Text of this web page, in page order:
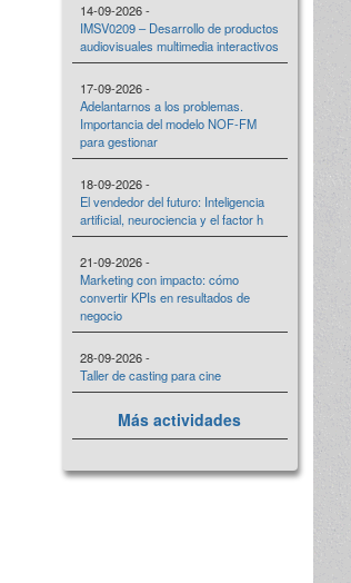
14-09-2026 -
IMSV0209 – Desarrollo de productos
audiovisuales multimedia interactivos
17-09-2026 -
Adelantarnos a los problemas.
Importancia del modelo NOF-FM
para gestionar
18-09-2026 -
El vendedor del futuro: Inteligencia
artificial, neurociencia y el factor h
21-09-2026 -
Marketing con impacto: cómo
convertir KPIs en resultados de
negocio
28-09-2026 -
Taller de casting para cine
Más actividades